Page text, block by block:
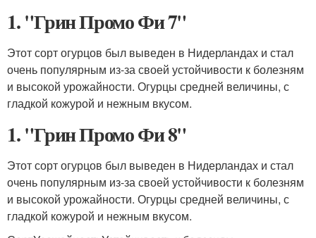
1. "Грин Промо Фи 7"
Этот сорт огурцов был выведен в Нидерландах и стал
очень популярным из-за своей устойчивости к болезням
и высокой урожайности. Огурцы средней величины, с
гладкой кожурой и нежным вкусом.
1. "Грин Промо Фи 8"
Этот сорт огурцов был выведен в Нидерландах и стал
очень популярным из-за своей устойчивости к болезням
и высокой урожайности. Огурцы средней величины, с
гладкой кожурой и нежным вкусом.